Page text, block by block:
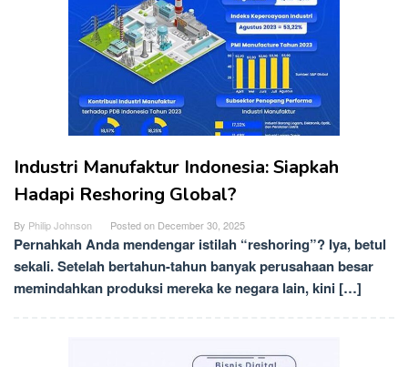
Industri Manufaktur Indonesia: Siapkah
Hadapi Reshoring Global?
By Philip Johnson Posted on December 30, 2025
Pernahkah Anda mendengar istilah “reshoring”? Iya, betul
sekali. Setelah bertahun-tahun banyak perusahaan besar
memindahkan produksi mereka ke negara lain, kini […]